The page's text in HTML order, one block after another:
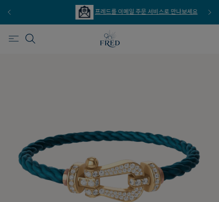
프레드를 이메일 주문 서비스로 만나보세요